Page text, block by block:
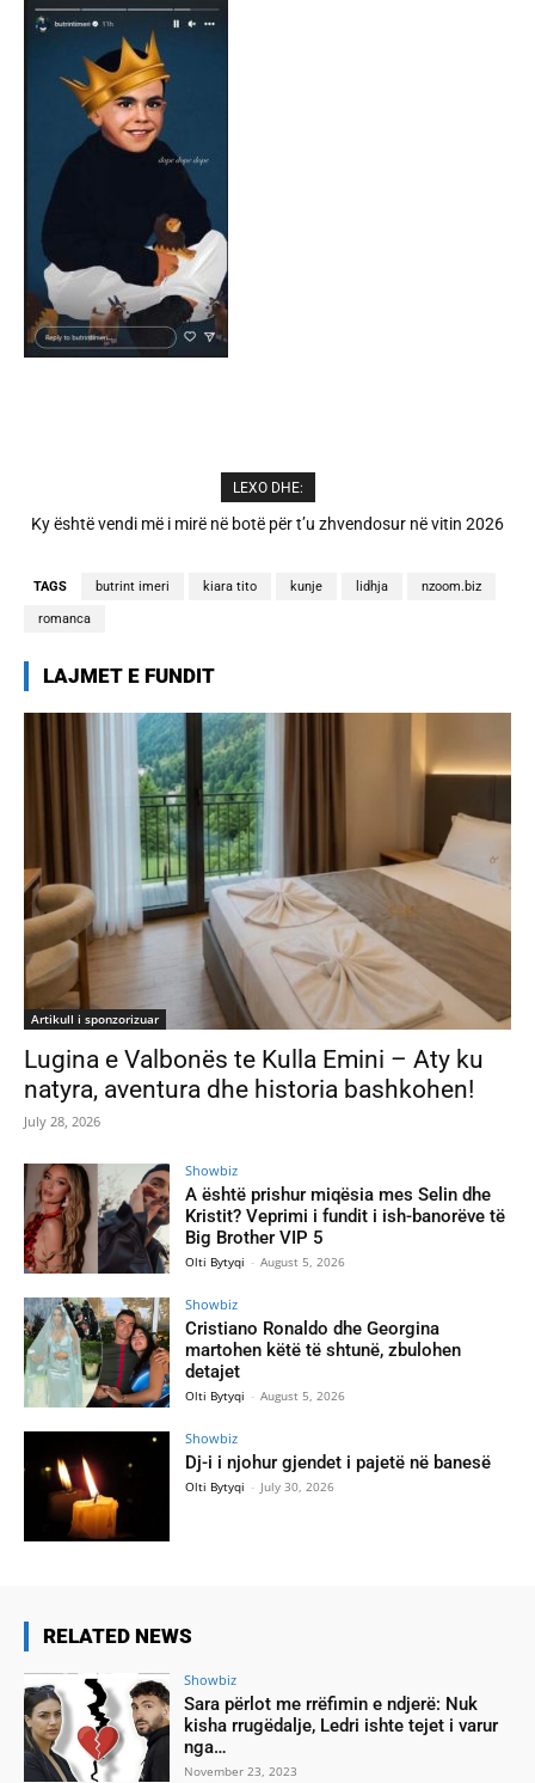
LEXO DHE:
A është prishur miqësia mes Selin dhe Kristit? Veprimi i fundit i ish-
TAGS butrint imeri kiara tito kunje lidhja nzoom.biz
romanca
LAJMET E FUNDIT
Artikull i sponzorizuar
Lugina e Valbonës te Kulla Emini – Aty ku
natyra, aventura dhe historia bashkohen!
July 28, 2026
Showbiz
A është prishur miqësia mes Selin dhe
Kristit? Veprimi i fundit i ish-banorëve të
Big Brother VIP 5
Olti Bytyqi - August 5, 2026
Showbiz
Cristiano Ronaldo dhe Georgina
martohen këtë të shtunë, zbulohen
detajet
Olti Bytyqi - August 5, 2026
Showbiz
Dj-i i njohur gjendet i pajetë në banesë
Olti Bytyqi - July 30, 2026
RELATED NEWS
Showbiz
Sara përlot me rrëfimin e ndjerë: Nuk
kisha rrugëdalje, Ledri ishte tejet i varur
nga…
November 23, 2023